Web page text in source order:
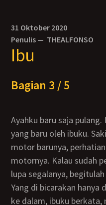
31 Oktober 2020
Penulis — THEALFONSO
Ibu
Bagian 3 / 5
Ayahku baru saja pulang. Ia baru saja dibelikan motor
yang baru oleh ibuku.
motor barunya,
motornya. Kalau sudah
lupa segalanya,
Yang di bicarakan hanya
ke dalam, ibuku berkata,